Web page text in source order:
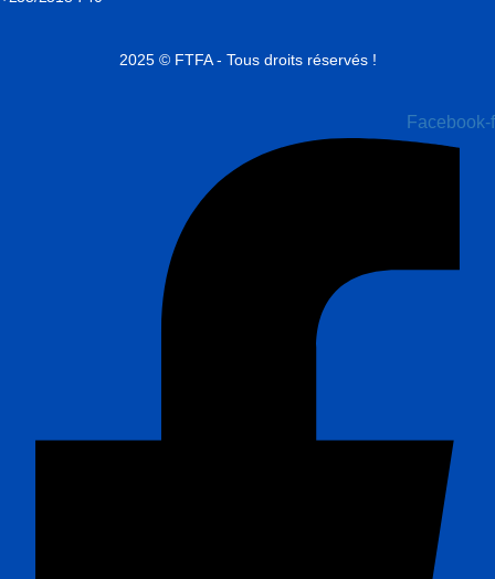
2025 © FTFA - Tous droits réservés !
Facebook-f